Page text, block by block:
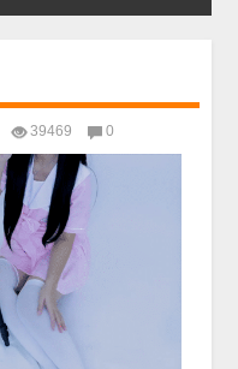
39469 0